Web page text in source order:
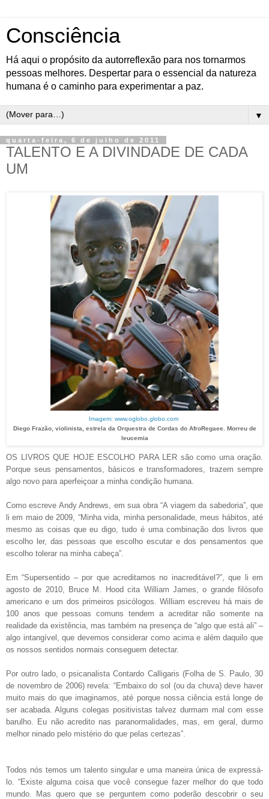
Consciência
Há aqui o propósito da autorreflexão para nos tornarmos
pessoas melhores. Despertar para o essencial da natureza
humana é o caminho para experimentar a paz.
▼
quarta-feira, 6 de julho de 2011
TALENTO E A DIVINDADE DE CADA
UM
Imagem: www.oglobo.globo.com
Diego Frazão, violinista, estrela da Orquestra de Cordas do AfroRegaee. Morreu de
leucemia
OS LIVROS QUE HOJE ESCOLHO PARA LER são como uma oração.
Porque seus pensamentos, básicos e transformadores, trazem sempre
algo novo para aperfeiçoar a minha condição humana.
Como escreve Andy Andrews, em sua obra “A viagem da sabedoria”, que
li em maio de 2009, “Minha vida, minha personalidade, meus hábitos, até
mesmo as coisas que eu digo, tudo é uma combinação dos livros que
escolho ler, das pessoas que escolho escutar e dos pensamentos que
escolho tolerar na minha cabeça”.
Em “Supersentido – por que acreditamos no inacreditável?”, que li em
agosto de 2010, Bruce M. Hood cita William James, o grande filósofo
americano e um dos primeiros psicólogos. William escreveu há mais de
100 anos que pessoas comuns tendem a acreditar não somente na
realidade da existência, mas também na presença de “algo que está ali” –
algo intangível, que devemos considerar como acima e além daquilo que
os nossos sentidos normais conseguem detectar.
Por outro lado, o psicanalista Contardo Calligaris (Folha de S. Paulo, 30
de novembro de 2006) revela: “Embaixo do sol (ou da chuva) deve haver
muito mais do que imaginamos, até porque nossa ciência está longe de
ser acabada. Alguns colegas positivistas talvez durmam mal com esse
barulho. Eu não acredito nas paranormalidades, mas, em geral, durmo
melhor ninado pelo mistério do que pelas certezas”.
Todos nós temos um talento singular e uma maneira única de expressá-
lo. “Existe alguma coisa que você consegue fazer melhor do que todo
mundo. Mas quero que se perguntem como poderão descobrir o seu